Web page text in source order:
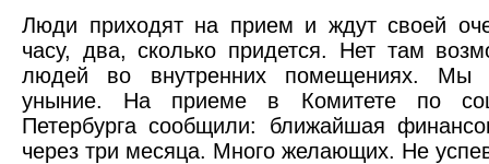
Люди приходят на прием и ждут своей
часу, два, сколько придется. Нет там
людей во внутренних помещениях. Мы
уныние. На приеме в Комитете по
Петербурга сообщили: ближайшая
через три месяца. Много желающих. Не